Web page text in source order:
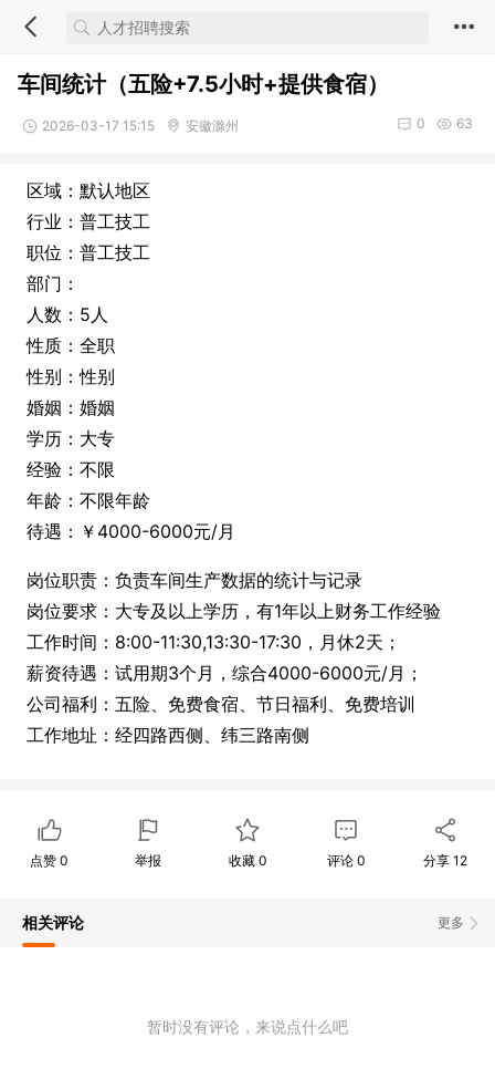
车间统计（五险+7.5小时+提供食宿）
2026-03-17 15:15 安徽滁州 63
0
区域：默认地区
行业：普工技工
职位：普工技工
部门：
人数：5人
性质：全职
性别：性别
婚姻：婚姻
学历：大专
经验：不限
年龄：不限年龄
待遇：￥4000-6000元/月
岗位职责：负责车间生产数据的统计与记录
岗位要求：大专及以上学历，有1年以上财务工作经验
工作时间：8:00-11:30,13:30-17:30，月休2天；
薪资待遇：试用期3个月，综合4000-6000元/月；
公司福利：五险、免费食宿、节日福利、免费培训
工作地址：经四路西侧、纬三路南侧
点赞0 举报 收藏 0 评论0 分享12
更多
相关评论
暂时没有评论，来说点什么吧